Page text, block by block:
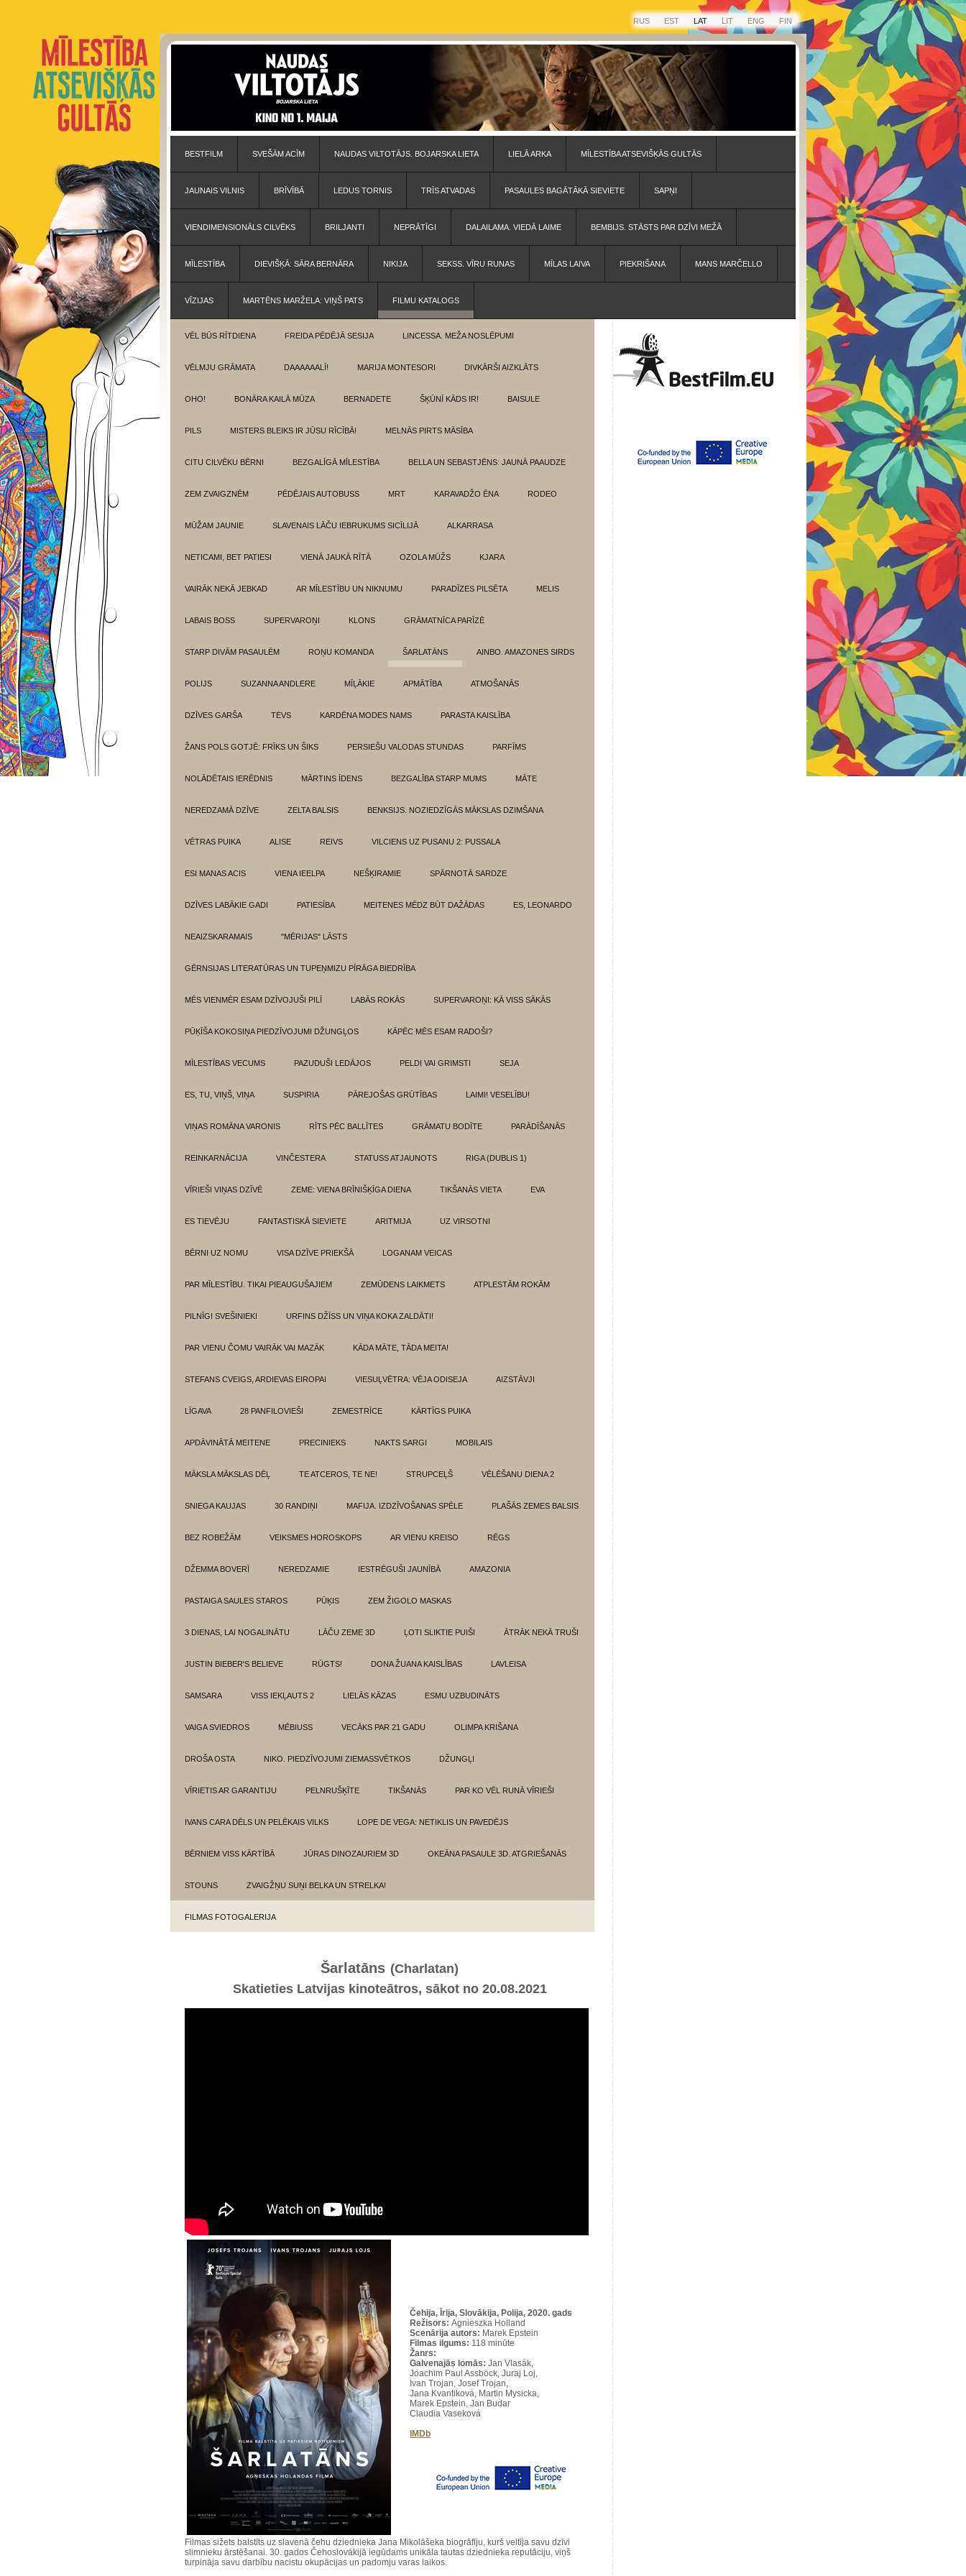
RUS EST LAT LIT ENG FIN
BESTFILM SVEŠĀM ACĪM NAUDAS VILTOTĀJS. BOJARSKA LIETA LIELĀ ARKA MĪLESTĪBA ATSEVIŠĶĀS GULTĀS
JAUNAIS VILNIS BRĪVĪBĀ LEDUS TORNIS TRĪS ATVADAS PASAULES BAGĀTĀKĀ SIEVIETE SAPŅI
VIENDIMENSIONĀLS CILVĒKS BRILJANTI NEPRĀTĪGI DALAILAMA. VIEDĀ LAIME BEMBIJS. STĀSTS PAR DZĪVI MEŽĀ
MĪLESTĪBA DIEVIŠĶĀ: SĀRA BERNĀRA NIKIJA SEKSS. VĪRU RUNAS MĪLAS LAIVA PIEKRIŠANA MANS MARČELLO
VĪZIJAS MARTĒNS MARŽELA: VIŅŠ PATS FILMU KATALOGS
VĒL BŪS RĪTDIENA FREIDA PĒDĒJĀ SESIJA LINCESSA. MEŽA NOSLĒPUMI
VĒLMJU GRĀMATA DAAAAAALĪ! MARIJA MONTESORI DIVKĀRŠI AIZKLĀTS
OHO! BONĀRA KAILĀ MŪZA BERNADETE ŠĶŪNĪ KĀDS IR! BAISULE
PILS MISTERS BLEIKS IR JŪSU RĪCĪBĀ! MELNĀS PIRTS MĀSĪBA
CITU CILVĒKU BĒRNI BEZGALĪGĀ MĪLESTĪBA BELLA UN SEBASTJĒNS: JAUNĀ PAAUDZE
ZEM ZVAIGZNĒM PĒDĒJAIS AUTOBUSS MRT KARAVADŽO ĒNA RODEO
MŪŽAM JAUNIE SLAVENAIS LĀČU IEBRUKUMS SICĪLIJĀ ALKARRASA
NETICAMI, BET PATIESI VIENĀ JAUKĀ RĪTĀ OZOLA MŪŽS KJARA
VAIRĀK NEKĀ JEBKAD AR MĪLESTĪBU UN NIKNUMU PARADĪZES PILSĒTA MELIS
LABAIS BOSS SUPERVAROŅI KLONS GRĀMATNĪCA PARĪZĒ
STARP DIVĀM PASAULĒM ROŅU KOMANDA ŠARLATĀNS AINBO. AMAZONES SIRDS
POLIJS SUZANNA ANDLERE MĪĻĀKIE APMĀTĪBA ATMOŠANĀS
DZĪVES GARŠA TĖVS KARDĒNA MODES NAMS PARASTA KAISLĪBA
ŽANS POLS GOTJĒ: FRĪKS UN ŠIKS PERSIEŠU VALODAS STUNDAS PARFĪMS
NOLĀDĒTAIS IERĒDNIS MĀRTINS ĪDENS BEZGALĪBA STARP MUMS MĀTE
NEREDZAMĀ DZĪVE ZELTA BALSIS BENKSIJS. NOZIEDZĪGĀS MĀKSLAS DZIMŠANA
VĒTRAS PUIKA ALISE REIVS VILCIENS UZ PUSANU 2: PUSSALA
ESI MANAS ACIS VIENA IEELPA NEŠĶIRAMIE SPĀRNOTĀ SARDZE
DZĪVES LABĀKIE GADI PATIESĪBA MEITENES MĒDZ BŪT DAŽĀDAS ES, LEONARDO
NEAIZSKARAMAIS "MĒRIJAS" LĀSTS
GĒRNSIJAS LITERATŪRAS UN TUPEŅMIZU PĪRĀGA BIEDRĪBA
MĒS VIENMĒR ESAM DZĪVOJUŠI PILĪ LABĀS ROKĀS SUPERVAROŅI: KĀ VISS SĀKĀS
PŪĶĪŠA KOKOSIŅA PIEDZĪVOJUMI DŽUNGĻOS KĀPĒC MĒS ESAM RADOŠI?
MĪLESTĪBAS VECUMS PAZUDUŠI LEDĀJOS PELDI VAI GRIMSTI SEJA
ES, TU, VIŅŠ, VIŅA SUSPIRIA PĀREJOŠAS GRŪTĪBAS LAIMI! VESELĪBU!
VIŅAS ROMĀNA VARONIS RĪTS PĒC BALLĪTES GRĀMATU BODĪTE PARĀDĪŠANĀS
REINKARNĀCIJA VINČESTERA STATUSS ATJAUNOTS RIGA (DUBLIS 1)
VĪRIEŠI VIŅAS DZĪVĒ ZEME: VIENA BRĪNIŠĶĪGA DIENA TIKŠANĀS VIETA EVA
ES TIEVĒJU FANTASTISKĀ SIEVIETE ARITMIJA UZ VIRSOTNI
BĒRNI UZ NOMU VISA DZĪVE PRIEKŠĀ LOGANAM VEICAS
PAR MĪLESTĪBU. TIKAI PIEAUGUŠAJIEM ZEMŪDENS LAIKMETS ATPLESTĀM ROKĀM
PILNĪGI SVEŠINIEKI URFINS DŽĪSS UN VIŅA KOKA ZALDĀTI!
PAR VIENU ČOMU VAIRĀK VAI MAZĀK KĀDA MĀTE, TĀDA MEITA!
STEFANS CVEIGS, ARDIEVAS EIROPAI VIESUĻVĒTRA: VĒJA ODISEJA AIZSTĀVJI
LĪGAVA 28 PANFILOVIEŠI ZEMESTRĪCE KĀRTĪGS PUIKA
APDĀVINĀTĀ MEITENE PRECINIEKS NAKTS SARGI MOBILAIS
MĀKSLA MĀKSLAS DĒĻ TE ATCEROS, TE NE! STRUPCEĻŠ VĒLĒŠANU DIENA 2
SNIEGA KAUJAS 30 RANDIŅI MAFIJA. IZDZĪVOŠANAS SPĒLE PLAŠĀS ZEMES BALSIS
BEZ ROBEŽĀM VEIKSMES HOROSKOPS AR VIENU KREISO RĒGS
DŽEMMA BOVERĪ NEREDZAMIE IESTRĒGUŠI JAUNĪBĀ AMAZONIA
PASTAIGA SAULES STAROS PŪĶIS ZEM ŽIGOLO MASKAS
3 DIENAS, LAI NOGALINĀTU LĀČU ZEME 3D ĻOTI SLIKTIE PUIŠI ĀTRĀK NEKĀ TRUŠI
JUSTIN BIEBER'S BELIEVE RŪGTS! DONA ŽUANA KAISLĪBAS LAVLEISA
SAMSARA VISS IEKĻAUTS 2 LIELĀS KĀZAS ESMU UZBUDINĀTS
VAIGA SVIEDROS MĒBIUSS VECĀKS PAR 21 GADU OLIMPA KRIŠANA
DROŠA OSTA NIKO. PIEDZĪVOJUMI ZIEMASSVĒTKOS DŽUNGĻI
VĪRIETIS AR GARANTIJU PELNRUŠĶĪTE TIKŠANĀS PAR KO VĒL RUNĀ VĪRIEŠI
IVANS CARA DĒLS UN PELĒKAIS VILKS LOPE DE VEGA: NETIKLIS UN PAVEDĒJS
BĒRNIEM VISS KĀRTĪBĀ JŪRAS DINOZAURIEM 3D OKEĀNA PASAULE 3D. ATGRIEŠANĀS
STOUNS ZVAIGŽŅU SUŅI BELKA UN STRELKA!
FILMAS FOTOGALERIJA
Šarlatāns (Charlatan)
Skatieties Latvijas kinoteātros, sākot no 20.08.2021
Čehija, Īrija, Slovākija, Polija, 2020. gads
Režisors: Agnieszka Holland
Scenārija autors: Marek Epstein
Filmas ilgums: 118 minūte
Žanrs:
Galvenajās lomās: Jan Vlasák,
Joachim Paul Assböck, Juraj Loj,
Ivan Trojan, Josef Trojan,
Jana Kvantiková, Martin Mysicka,
Marek Epstein, Jan Budar
Claudia Vaseková
IMDb
Filmas sižets balstīts uz slavenā čehu dziednieka Jana Mikolāšeka biogrāfiju, kurš veltīja savu dzīvi
slimnieku ārstēšanai. 30. gados Čehoslovākijā iegūdams unikāla tautas dziednieka reputāciju, viņš
turpināja savu darbību nacistu okupācijas un padomju varas laikos.